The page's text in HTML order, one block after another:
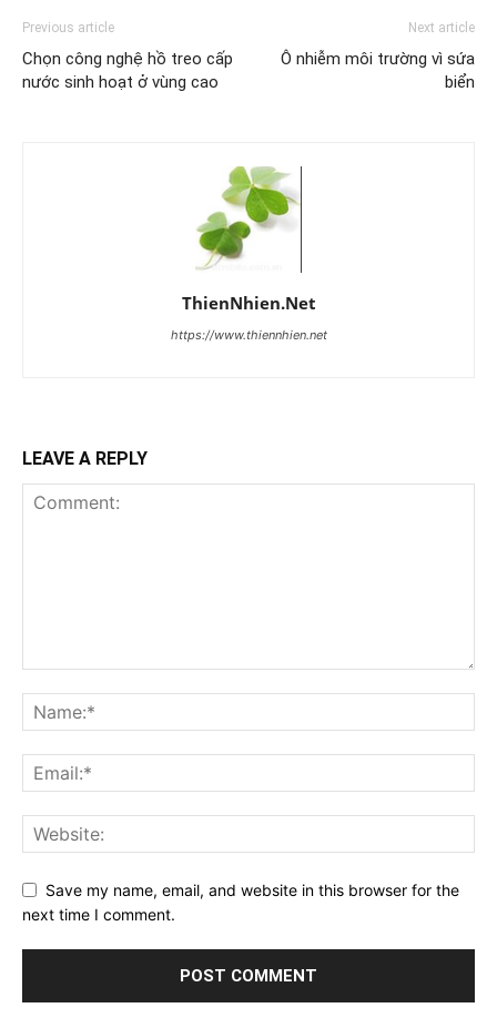
Previous article
Chọn công nghệ hồ treo cấp
nước sinh hoạt ở vùng cao
Next article
Ô nhiễm môi trường vì sứa
biển
ThienNhien.Net
https://www.thiennhien.net
LEAVE A REPLY
Save my name, email, and website in this browser for the
next time I comment.